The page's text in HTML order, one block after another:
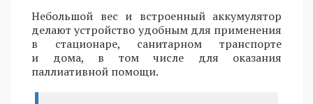
Небольшой вес и встроенный аккумулятор
делают устройство удобным для применения
в стационаре, санитарном транспорте
и дома, в том числе для оказания
паллиативной помощи.